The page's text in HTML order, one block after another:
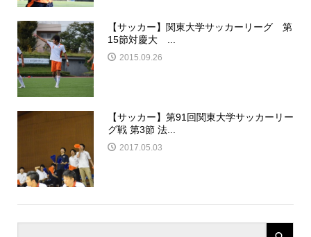
【サッカー】関東大学サッカーリーグ 第
15節対慶大 ...
2015.09.26
【サッカー】第91回関東大学サッカーリー
グ戦 第3節 法...
2017.05.03